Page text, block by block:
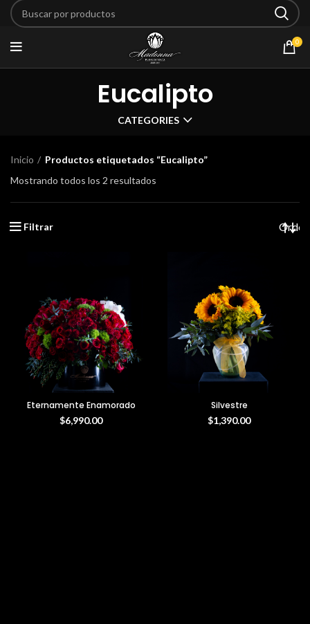
0
Eucalipto
CATEGORIES
Inicio
Productos etiquetados “Eucalipto”
Mostrando todos los 2 resultados
Filtrar
Eternamente Enamorado
$6,990.00
Silvestre
$1,390.00